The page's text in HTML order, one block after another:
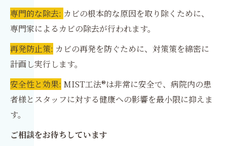
専門的な除去: カビの根本的な原因を取り除くために、
専門家によるカビの除去が行われます。
再発防止策: カビの再発を防ぐために、対策策を綿密に
計画し実行します。
安全性と効果: MIST工法®は非常に安全で、病院内の患
者様とスタッフに対する健康への影響を最小限に抑えま
す。
ご相談をお待ちしています